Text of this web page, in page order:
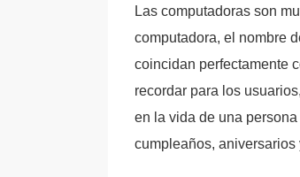
Las computadoras son
computadora, el nombre
coincidan perfectamente
recordar para los
en la vida de una
cumpleaños, aniversarios